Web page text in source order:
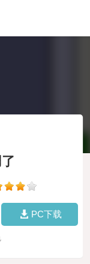
PC下载